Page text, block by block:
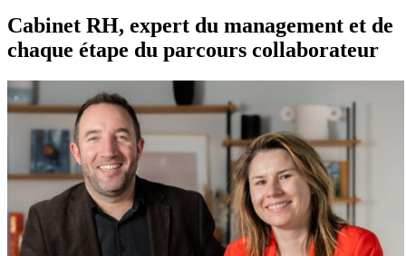
Cabinet RH, expert du management et de
chaque étape du parcours collaborateur